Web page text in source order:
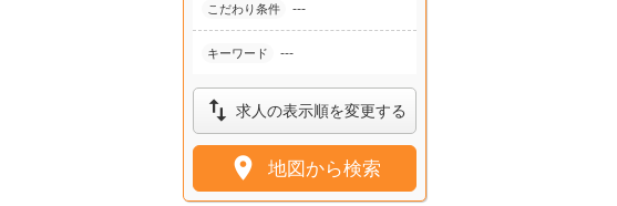
こだわり条件 ---
キーワード ---
 求人の表示順を変更する
 地図から検索